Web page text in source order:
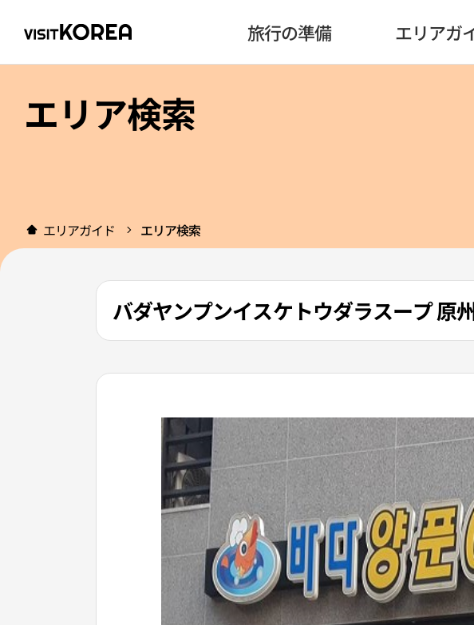
旅行の準備 エリアガ
エリア検索
エリアガイド エリア検索
バダヤンプンイスケトウダラスープ 原